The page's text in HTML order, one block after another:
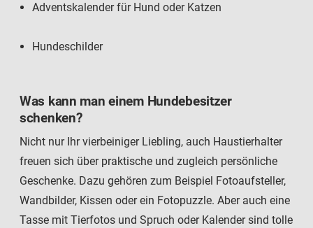
Adventskalender für Hund oder Katzen
Hundeschilder
Was kann man einem Hundebesitzer
schenken?
Nicht nur Ihr vierbeiniger Liebling, auch Haustierhalter
freuen sich über praktische und zugleich persönliche
Geschenke. Dazu gehören zum Beispiel Fotoaufsteller,
Wandbilder, Kissen oder ein Fotopuzzle. Aber auch eine
Tasse mit Tierfotos und Spruch oder Kalender sind tolle